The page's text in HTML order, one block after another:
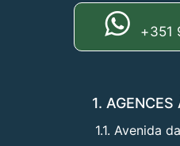
+351
1.
1.1. Avenida